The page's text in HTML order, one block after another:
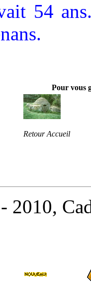
54
Pour vous
Retour Accueil
2010,